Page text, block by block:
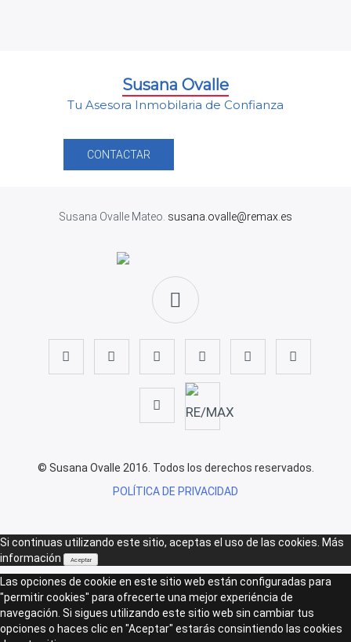
Susana Ovalle
Tu Asesora Inmobilaria de Confianza
CONTACTAR
Susana Ovalle Mateo. susana.ovalle@remax.es
© Susana Ovalle 2016. Todos los derechos reservados.
POLÍTICA DE PRIVACIDAD
Si continuas utilizando este sitio, aceptas el uso de las cookies. Más
información
Aceptar
Las opciones de cookie en este sitio web están configuradas para
"permitir cookies" para ofrecerte una mejor experiéncia de
navegación. Si sigues utilizando este sitio web sin cambiar tus
opciones o haces clic en "Aceptar" estarás consintiendo las cookies